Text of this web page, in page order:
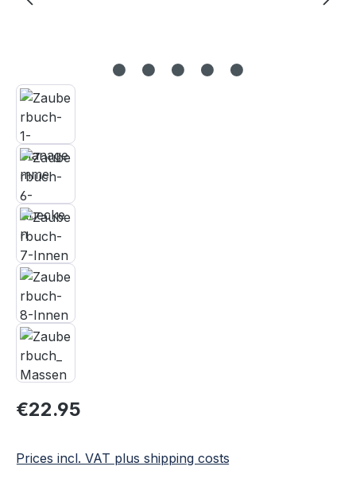
Regular price:
€22.95
Prices incl. VAT plus shipping costs